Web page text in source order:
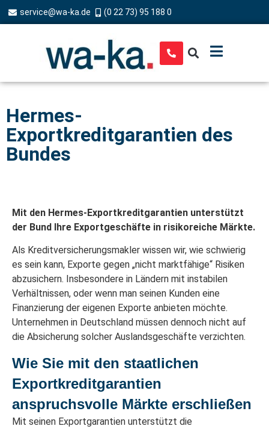
service@wa-ka.de (0 22 73) 95 188 0
Hermes-
Exportkreditgarantien des
Bundes
Mit den Hermes-Exportkreditgarantien unterstützt
der Bund Ihre Exportgeschäfte in risikoreiche Märkte.
Als Kreditversicherungsmakler wissen wir, wie schwierig
es sein kann, Exporte gegen „nicht marktfähige“ Risiken
abzusichern. Insbesondere in Ländern mit instabilen
Verhältnissen, oder wenn man seinen Kunden eine
Finanzierung der eigenen Exporte anbieten möchte.
Unternehmen in Deutschland müssen dennoch nicht auf
die Absicherung solcher Auslandsgeschäfte verzichten.
Wie Sie mit den staatlichen
Exportkreditgarantien
anspruchsvolle Märkte erschließen
Mit seinen Exportgarantien unterstützt die